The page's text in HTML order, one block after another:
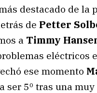
destacado de la
de Petter
a Timmy
eléctricos
ese momento
ser 5º tras una